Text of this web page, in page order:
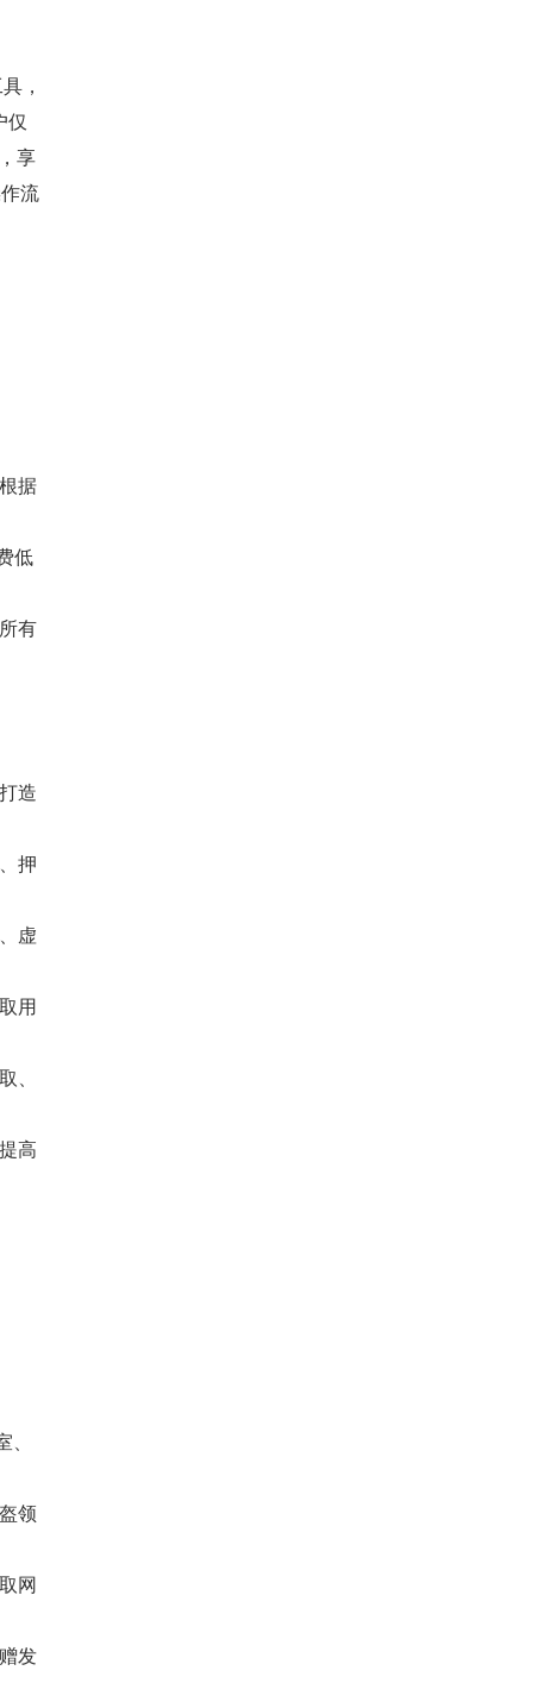
，
仅
享
流
据
低
有
造
押
虚
用
高
领
网
发